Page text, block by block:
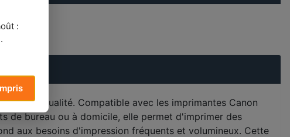
:
haute qualité. Compatible avec les imprimantes Canon
de bureau ou à domicile, elle permet d'imprimer des
aux besoins d'impression fréquents et volumineux. Cette